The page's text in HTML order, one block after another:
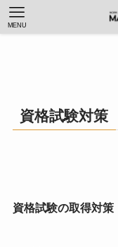
MENU
資格試験対策
資格試験の取得対策